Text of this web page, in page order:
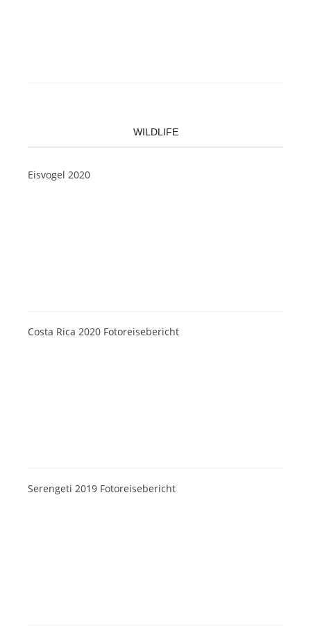
WILDLIFE
Eisvogel 2020
Costa Rica 2020 Fotoreisebericht
Serengeti 2019 Fotoreisebericht